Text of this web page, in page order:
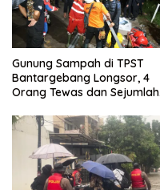
Gunung Sampah di TPST
Bantargebang Longsor, 4
Orang Tewas dan Sejumlah